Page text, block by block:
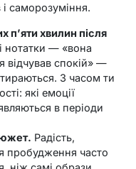
і саморозуміння.
п’яти хвилин після
нотатки — «вона
відчував спокій» —
З часом ти
які емоції
в періоди
Радість,
пробудження часто